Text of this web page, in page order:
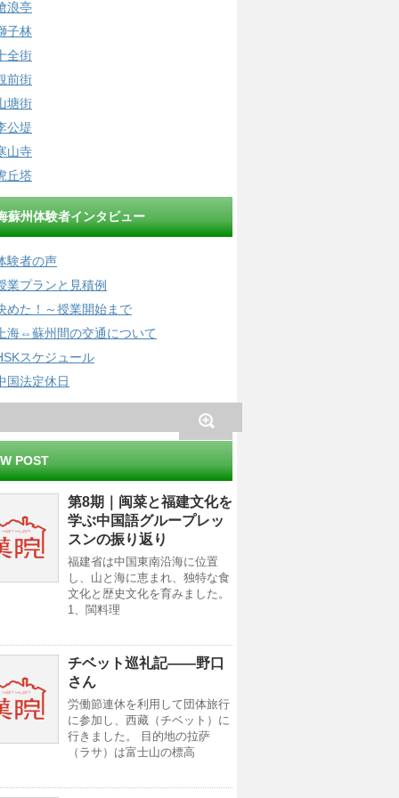
浪亭
子林
全街
前街
塘街
公堤
山寺
丘塔
蘇州体験者インタビュー
験者の声
業プランと見積例
めた！～授業開始まで
海⇔蘇州間の交通について
スケジュール
国法定休日
POST
第8期｜闽菜と福建文化を
学ぶ中国語グループレッ
スンの振り返り
福建省は中国東南沿海に位置
し、山と海に恵まれ、独特な食
文化と歴史文化を育みました。
1、閩料理
チベット巡礼記——野口
さん
労働節連休を利用して団体旅行
に参加し、西藏（チベット）に
行きました。 目的地の拉萨
（ラサ）は富士山の標高